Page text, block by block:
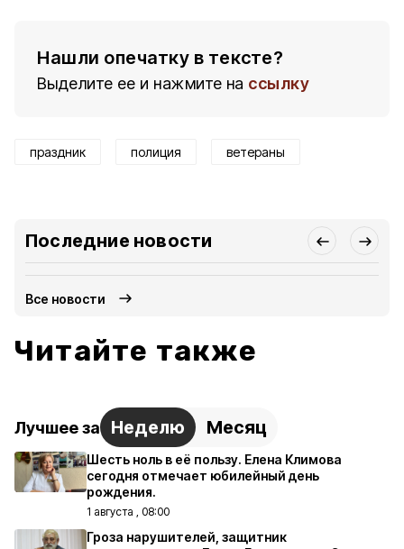
Нашли опечатку в тексте?
Выделите ее и нажмите на ссылку
праздник полиция ветераны
Последние новости
Все новости
Читайте также
Лучшее за Неделю Месяц
Шесть ноль в её пользу. Елена Климова
сегодня отмечает юбилейный день
рождения.
1 августа , 08:00
Гроза нарушителей, защитник